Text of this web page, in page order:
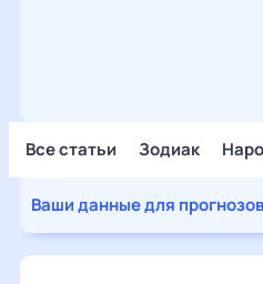
Все статьи Зодиак
Ваши данные для прогнозов